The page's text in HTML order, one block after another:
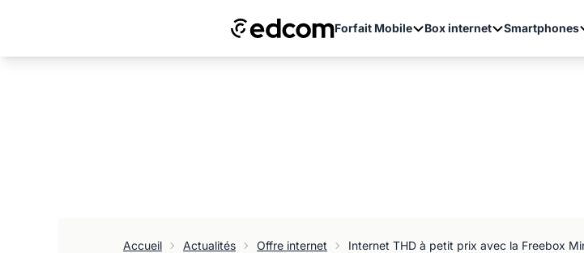
Forfait Mobile Box internet Smartphones
Accueil Actualités Offre internet